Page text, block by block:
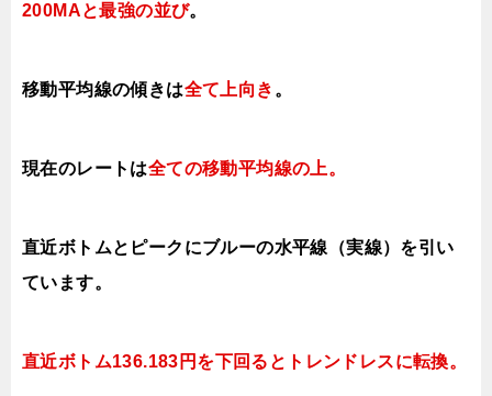
200MAと最強の並び。
移動平均線の傾きは全て上向き 。
現在のレートは全ての移動平均線の上。
直近ボトムとピークにブルーの水平線（実線）を引い
ています。
直近ボトム136.183円を下回ると トレンドレスに転換。